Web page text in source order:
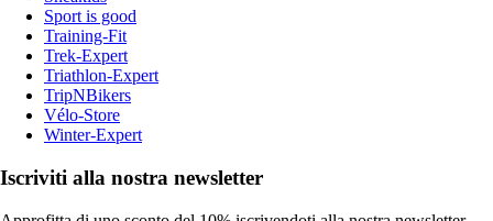
Sport is good
Training-Fit
Trek-Expert
Triathlon-Expert
TripNBikers
Vélo-Store
Winter-Expert
Iscriviti alla nostra newsletter